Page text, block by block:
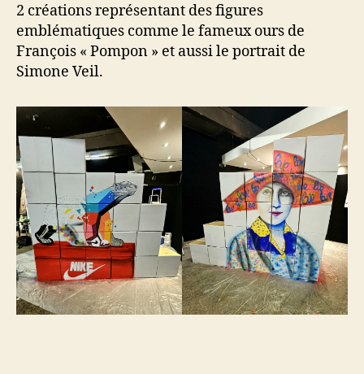
2 créations représentant des figures
emblématiques comme le fameux ours de
François « Pompon » et aussi le portrait de
Simone Veil.